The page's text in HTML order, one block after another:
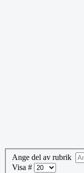
Ange del av rubrik
Visa #